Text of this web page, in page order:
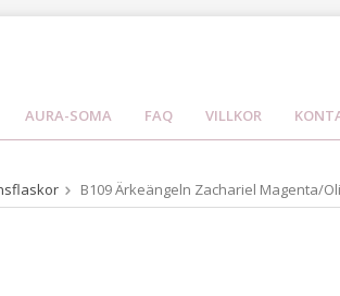
AURA-SOMA FAQ VILLKOR
B109 Ärkeängeln Zachariel Magenta/